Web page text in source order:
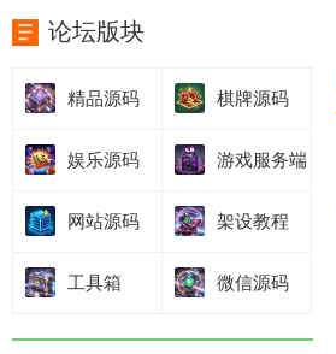
论坛版块
精品源码 棋牌源码
娱乐源码 游戏服务端
网站源码 架设教程
工具箱 微信源码